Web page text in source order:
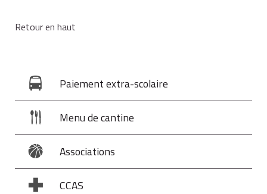
Retour en haut
Paiement extra-scolaire
Menu de cantine
Associations
CCAS